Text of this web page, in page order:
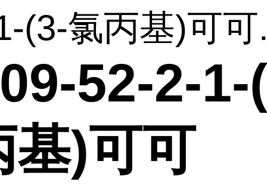
(3-氯丙基)可
52-2-1-
基)可可